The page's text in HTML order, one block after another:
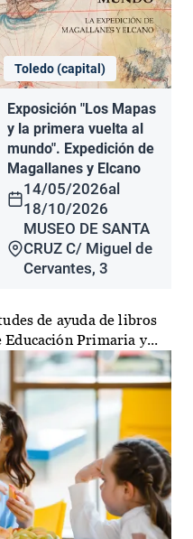
Toledo (capital)
Exposición "Los Mapas
y la primera vuelta al
mundo". Expedición de
Magallanes y Elcano
14/05/2026al
18/10/2026
MUSEO DE SANTA
CRUZ C/ Miguel de
Cervantes, 3
de ayuda de libros
Primaria y...